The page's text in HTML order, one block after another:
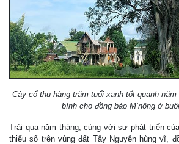
Cây cổ thụ hàng trăm tuổi xanh tốt quanh
bình cho đồng bào M’nông ở
Trải qua năm tháng, cùng với sự phát triển
thiểu số trên vùng đất Tây Nguyên hùng vĩ,